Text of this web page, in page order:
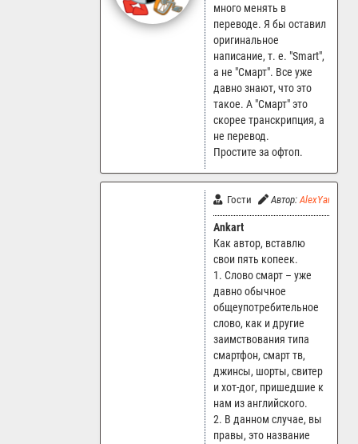
много менять в
переводе. Я бы оставил
оригинальное
написание, т. е. "Smart",
а не "Смарт". Все уже
давно знают, что это
такое. А "Смарт" это
скорее транскрипция, а
не перевод.
Простите за офтоп.
Гости Автор:AlexYar
Ankart
Как автор, вставлю
свои пять копеек.
1. Слово смарт – уже
давно обычное
общеупотребительное
слово, как и другие
заимствования типа
смартфон, смарт тв,
джинсы, шорты, свитер
и хот-дог, пришедшие к
нам из английского.
2. В данном случае, вы
правы, это название